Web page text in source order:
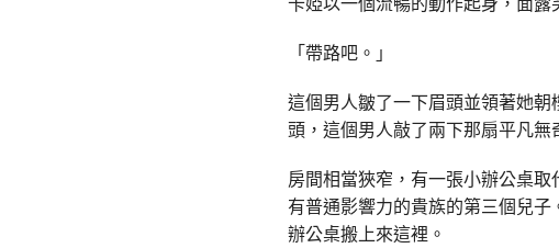
「帶路吧。」
這個男人皺了一下眉頭並領著她
頭，這個男人敲了兩下那扇平凡無
房間相當狹窄，有一張小辦公桌
有普通影響力的貴族的第三個兒
辦公桌搬上來這裡。